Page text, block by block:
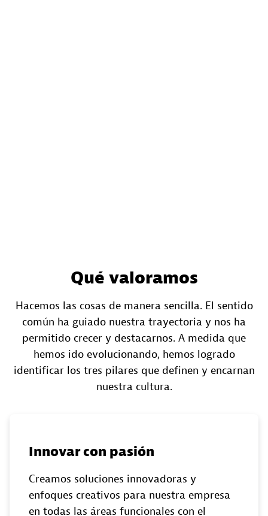
Qué valoramos
Hacemos las cosas de manera sencilla. El sentido
común ha guiado nuestra trayectoria y nos ha
permitido crecer y destacarnos. A medida que
hemos ido evolucionando, hemos logrado
identificar los tres pilares que definen y encarnan
nuestra cultura.
Innovar con pasión
Creamos soluciones innovadoras y
enfoques creativos para nuestra empresa
en todas las áreas funcionales con el